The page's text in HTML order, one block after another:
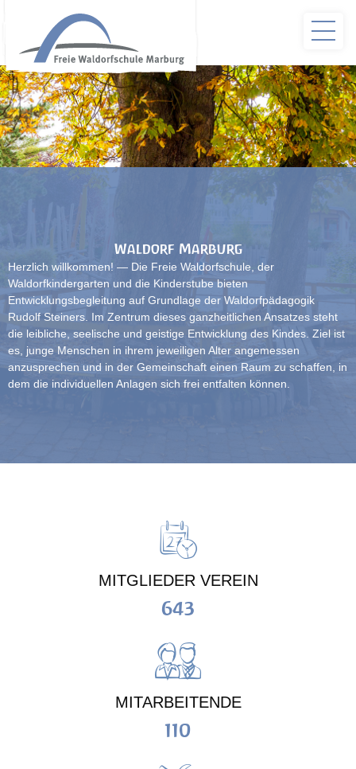
Waldorf Marburg
Herzlich willkommen! — Die Freie Waldorfschule, der
Waldorfkindergarten und die Kinderstube bieten
Entwicklungsbegleitung auf Grundlage der Waldorfpädagogik
Rudolf Steiners. Im Zentrum dieses ganzheitlichen Ansatzes steht
die leibliche, seelische und geistige Entwicklung des Kindes. Ziel ist
es, junge Menschen in ihrem jeweiligen Alter angemessen
anzusprechen und in der Gemeinschaft einen Raum zu schaffen, in
dem die individuellen Anlagen sich frei entfalten können.
MITGLIEDER VEREIN
643
MITARBEITENDE
110